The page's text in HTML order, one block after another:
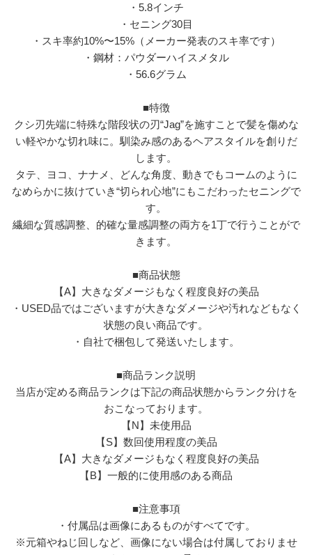
・5.8インチ
・セニング30目
・スキ率約10%〜15%（メーカー発表のスキ率です）
・鋼材：パウダーハイスメタル
・56.6グラム
■特徴
クシ刃先端に特殊な階段状の刃“Jag”を施すことで髪を傷めな
い軽やかな切れ味に。馴染み感のあるヘアスタイルを創りだ
します。
タテ、ヨコ、ナナメ、どんな角度、動きでもコームのように
なめらかに抜けていき“切られ心地”にもこだわったセニングで
す。
繊細な質感調整、的確な量感調整の両方を1丁で行うことがで
きます。
■商品状態
【A】大きなダメージもなく程度良好の美品
・USED品ではございますが大きなダメージや汚れなどもなく
状態の良い商品です。
・自社で梱包して発送いたします。
■商品ランク説明
当店が定める商品ランクは下記の商品状態からランク分けを
おこなっております。
【N】未使用品
【S】数回使用程度の美品
【A】大きなダメージもなく程度良好の美品
【B】一般的に使用感のある商品
■注意事項
・付属品は画像にあるものがすべてです。
※元箱やねじ回しなど、画像にない場合は付属しておりませ